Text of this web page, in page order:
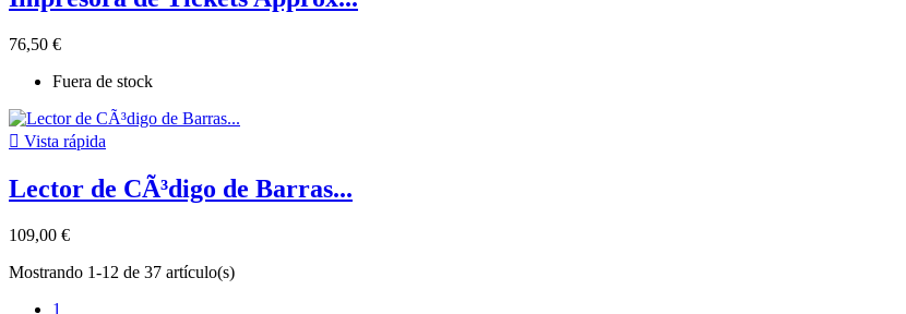
76,50 €
Fuera de stock
 Vista rápida
Lector de CÃ³digo de Barras...
109,00 €
Mostrando 1-12 de 37 artículo(s)
1